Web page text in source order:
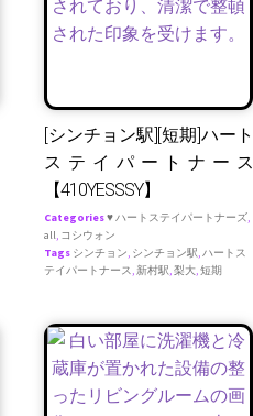
[シンチョン駅][短期]ハート
ステイパートナース
【410YESSSY】
Categories♥ ハートステイパートナーズ,
all, コシウォン
Tags シンチョン, シンチョン駅,ハートス
テイパートナース,新村駅,梨大,短期